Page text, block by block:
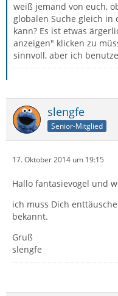
weiß jemand von euch,
globalen Suche gleich in
kann? Es ist etwas
anzeigen" klicken zu
sinnvoll, aber ich
slengfe
Senior-Mitglied
17. Oktober 2014 um 19:15
Hallo fantasievogel und
ich muss Dich
bekannt.
Gruß
slengfe